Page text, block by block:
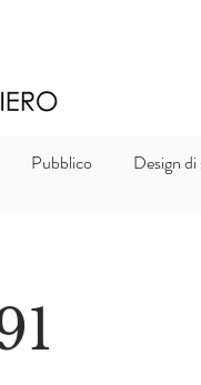
Pubblico Design di